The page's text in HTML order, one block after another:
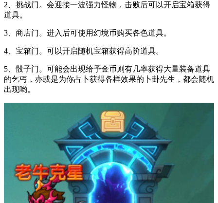
2、挑战门。会迎接一波强力怪物，击败后可以开启宝箱获得
道具。
3、商店门。进入后可使用幻境币购买各色道具。
4、宝箱门。可以开启随机宝箱获得高阶道具。
5、骰子门。可能会出现给予金币则有几率获得大量装备道具
的乞丐，亦或是为你占卜获得各样效果的卜卦先生，都会随机
出现哟。